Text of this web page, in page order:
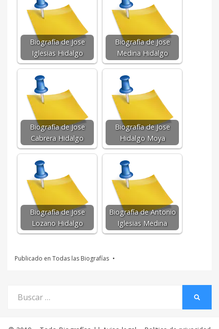
Biografía de Jose
Iglesias Hidalgo
Biografía de Jose
Medina Hidalgo
Biografía de Jose
Cabrera Hidalgo
Biografía de Jose
Hidalgo Moya
Biografía de Jose
Lozano Hidalgo
Biografía de Antonio
Iglesias Medina
Publicado en Todas las Biografías
por: